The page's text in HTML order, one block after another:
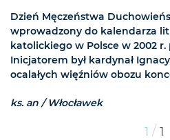
Dzień Męczeństwa
wprowadzony do kalendarza
katolickiego w Polsce w 2002
Inicjatorem był kardynał
ocalałych więźniów obozu
ks. an / Włocławek
1 / 1